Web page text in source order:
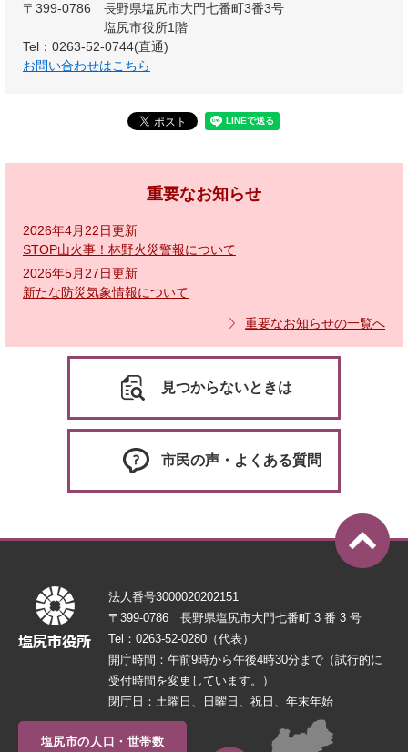
〒399-0786
長野県塩尻市大門七番町3番3号
塩尻市役所1階
Tel：0263-52-0744(直通)
お問い合わせはこちら
重要なお知らせ
2026年4月22日更新
STOP山火事！林野火災警報について
2026年5月27日更新
新たな防災気象情報について
重要なお知らせの一覧へ
見つからないときは
市民の声・よくある質問
法人番号3000020202151
〒399-0786 長野県塩尻市大門七番町 3 番 3 号
Tel：0263-52-0280（代表）
開庁時間：午前9時から午後4時30分まで（試行的に
受付時間を変更しています。）
閉庁日：土曜日、日曜日、祝日、年末年始
塩尻市の人口・世帯数